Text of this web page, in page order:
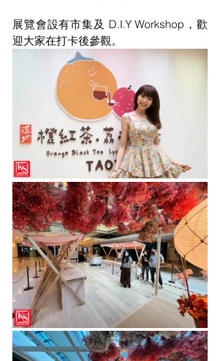
展覽會設有市集及 D.I.Y Workshop，歡
迎大家在打卡後參觀。